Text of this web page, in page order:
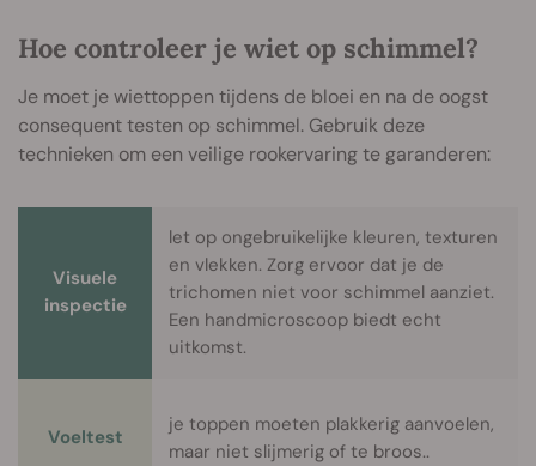
Hoe controleer je wiet op schimmel?
Je moet je wiettoppen tijdens de bloei en na de oogst
consequent testen op schimmel. Gebruik deze
technieken om een veilige rookervaring te garanderen:
Visuele
inspectie
let op ongebruikelijke kleuren, texturen
en vlekken. Zorg ervoor dat je de
trichomen niet voor schimmel aanziet.
Een handmicroscoop biedt echt
uitkomst.
Voeltest
je toppen moeten plakkerig aanvoelen,
maar niet slijmerig of te broos..